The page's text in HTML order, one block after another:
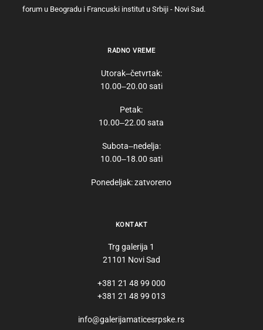
forum u Beogradu i Francuski institut u Srbiji - Novi Sad.
RADNO VREME
Utorak‒četvrtak:
10.00‒20.00 sati
Petak:
10.00‒22.00 sata
Subota‒nedelja:
10.00‒18.00 sati
Ponedeljak: zatvoreno
KONTAKT
Trg galerija 1
21101 Novi Sad
+381 21 48 99 000
+381 21 48 99 013
info@galerijamaticesrpske.rs